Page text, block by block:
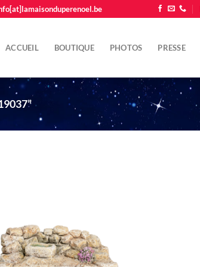
ACCUEIL BOUTIQUE PHOTOS PRESSE